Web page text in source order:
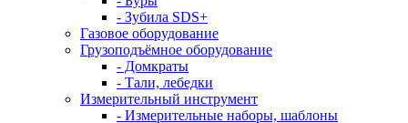
- Зубила SDS+
Газовое оборудование
Грузоподъёмное оборудование
- Домкраты
- Тали, лебедки
Измерительный инструмент
- Измерительные наборы, шаблоны